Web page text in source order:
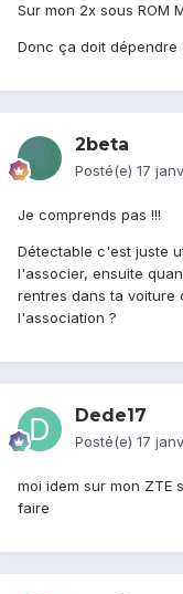
Sur mon 2x sous ROM
Donc ça doit dépendre
2beta
Posté(e) 17
Je comprends pas !!!
Détectable c'est juste
l'associer, ensuite
rentres dans ta voiture
l'association ?
Dede17
Posté(e) 17
moi idem sur mon ZTE
faire